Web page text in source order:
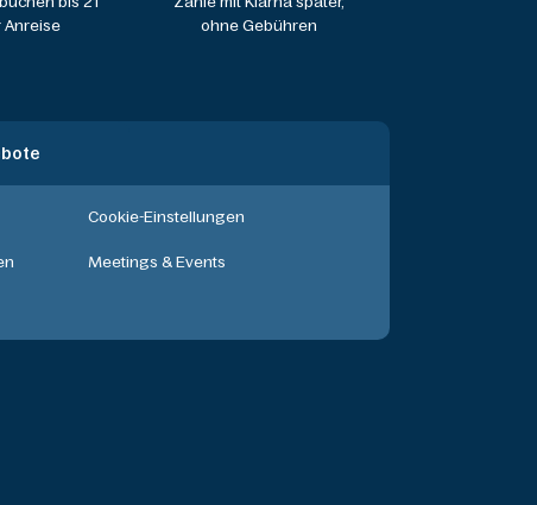
Anreise
ohne Gebühren
Cookie-Einstellungen
Meetings & Events